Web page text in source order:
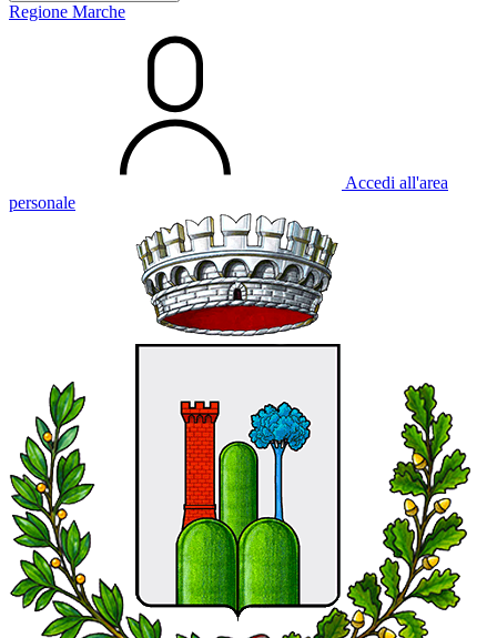
Regione Marche
Accedi all'area
personale